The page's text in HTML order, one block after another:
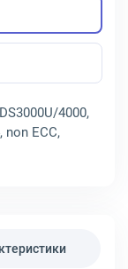
4000,
non ECC,